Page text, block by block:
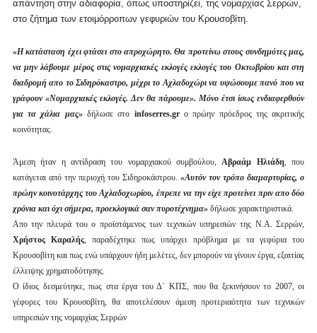
απάντηση στην αδιαφορία, όπως υποστηρίζει, της νομαρχίας Σερρών,
στο ζήτημα των ετοιμόρροπων γεφυριών του Κρουσοβίτη.
«Η κατάσταση έχει φτάσει στο απροχώρητο. Θα προτείνω στους συνδημότες μας,
να μην λάβουμε μέρος στις νομαρχιακές εκλογές εκλογές του Οκτωβρίου και στη
διαδρομή απο το Σιδηρόκαστρο, μέχρι το Αχλαδοχώρι να υψώσουμε πανό που να
γράφουν «Νομαρχιακές εκλογές. Δεν θα πάρουμε». Μόνο έτσι ίσως ενδιαφερθούν
για τα χάλια μας»δήλωσε στο infoserres.gr ο πρώην πρόεδρος της ακριτικής
κοινότητας.
Άμεση ήταν η αντίδραση του νομαρχιακού συμβούλου,Αβραάμ Ηλιάδη, που
κατάγεται από την περιοχή του Σιδηροκάστρου.«Αυτόν τον τρόπο διαμαρτυρίας, ο
πρώην κοινοτάρχης του Αχλαδοχωρίου, έπρεπε να την είχε προτείνει πριν απο δύο
χρόνια και όχι σήμερα, προεκλογικά σαν πυροτέχνημα» δήλωσε χαρακτηριστικά.
Απο την πλευρά του ο προϊστάμενος των τεχνικών υπηρεσιών της Ν.Α. Σερρών,
Χρήστος Καραλής, παραδέχτηκε πως υπάρχει πρόβλημα με τα γεφύρια του
Κρουσοβίτη και πως ενώ υπάρχουν ήδη μελέτες, δεν μπορούν να γίνουν έργα, εξαιτίας
έλλειψης χρηματοδότησης.
Ο ίδιος δεσμεύτηκε, πως στα έργα του Δ΄ ΚΠΣ, που θα ξεκινήσουν το 2007, οι
γέφυρες του Κρουσοβίτη, θα αποτελέσουν άμεση προτεριαότητα των τεχνικών
υπηρεσιών της νομαρχίας Σερρών